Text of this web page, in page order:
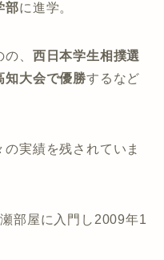
部に進学。
、 西日本学生相撲選
知大会で優勝するなど
実績を残されていま
部屋に入門し2009年1